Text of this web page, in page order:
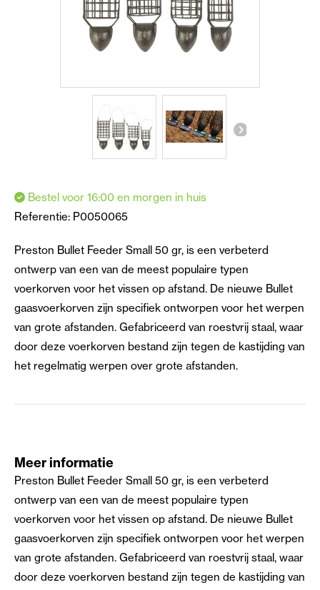
Bestel voor 16:00 en morgen in huis
Referentie: P0050065
Preston Bullet Feeder Small 50 gr, is een verbeterd
ontwerp van een van de meest populaire typen
voerkorven voor het vissen op afstand. De nieuwe Bullet
gaasvoerkorven zijn specifiek ontworpen voor het werpen
van grote afstanden. Gefabriceerd van roestvrij staal, waar
door deze voerkorven bestand zijn tegen de kastijding van
het regelmatig werpen over grote afstanden.
Meer informatie
Preston Bullet Feeder Small 50 gr, is een verbeterd
ontwerp van een van de meest populaire typen
voerkorven voor het vissen op afstand. De nieuwe Bullet
gaasvoerkorven zijn specifiek ontworpen voor het werpen
van grote afstanden. Gefabriceerd van roestvrij staal, waar
door deze voerkorven bestand zijn tegen de kastijding van